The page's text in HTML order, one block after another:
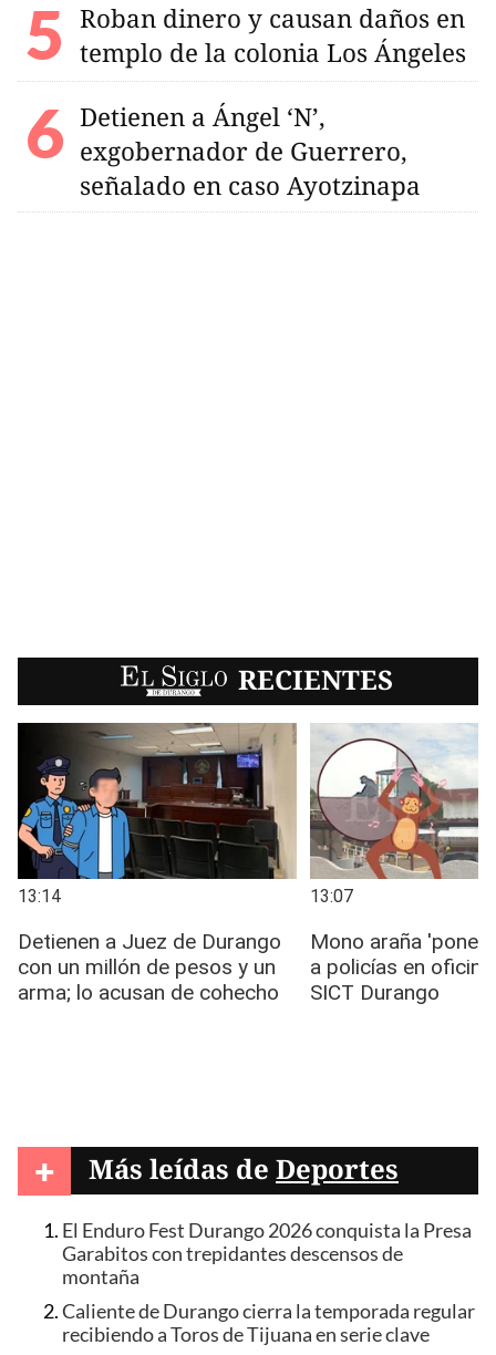
Roban dinero y causan daños en
templo de la colonia Los Ángeles
Detienen a Ángel ‘N’,
exgobernador de Guerrero,
señalado en caso Ayotzinapa
EL SIGLO RECIENTES
+ Más leídas de Deportes
El Enduro Fest Durango 2026 conquista la Presa
Garabitos con trepidantes descensos de
montaña
Caliente de Durango cierra la temporada regular
recibiendo a Toros de Tijuana en serie clave